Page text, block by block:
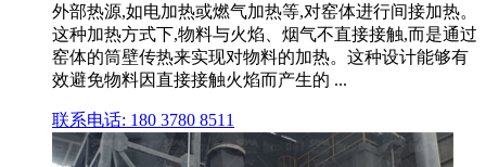
外部热源,如电加热或燃气加热等,对窑体进行间接加热。
这种加热方式下,物料与火焰、烟气不直接接触,而是通过
窑体的筒壁传热来实现对物料的加热。这种设计能够有
效避免物料因直接接触火焰而产生的 ...
联系电话: 180 3780 8511